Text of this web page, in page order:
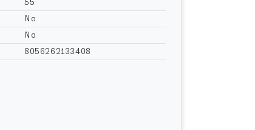
55
No
No
8056262133408